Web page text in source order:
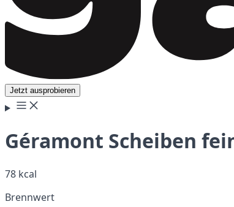
Jetzt ausprobieren
Géramont Scheiben
78 kcal
Brennwert